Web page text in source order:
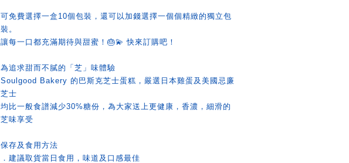
可免費選擇一盒10個包裝，還可以加錢選擇一個個精緻的獨立包
裝。
讓每一口都充滿期待與甜蜜！🎂💫 快來訂購吧！
為追求甜而不膩的「芝」味體驗
Soulgood Bakery 的巴斯克芝士蛋糕，嚴選日本雞蛋及美國忌廉
芝士
均比一般食譜減少30%糖份，為大家送上更健康，香濃，細滑的
芝味享受
保存及食用方法
．建議取貨當日食用，味道及口感最佳